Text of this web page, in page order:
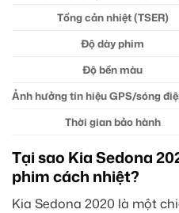
Tổng cản nhiệt (TSER)
Độ dày phim
Độ bền màu
Ảnh hưởng tín hiệu GPS/sóng
Thời gian bảo hành
Tại sao Kia Sedona
phim cách nhiệt?
Kia Sedona 2020 là một